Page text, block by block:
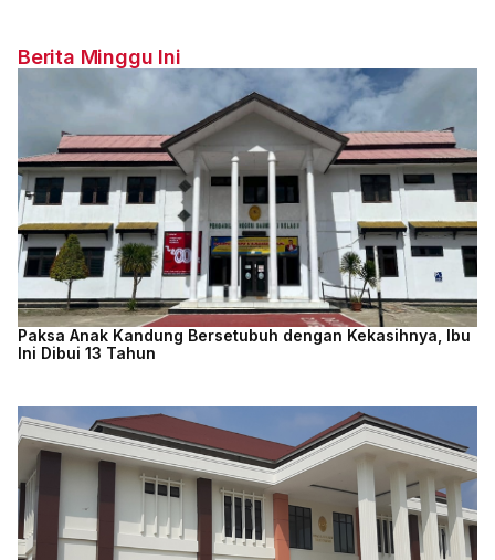
Berita Minggu Ini
Paksa Anak Kandung Bersetubuh dengan Kekasihnya, Ibu
Ini Dibui 13 Tahun